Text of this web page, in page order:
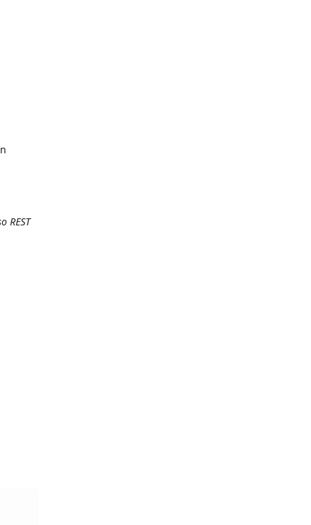
REST